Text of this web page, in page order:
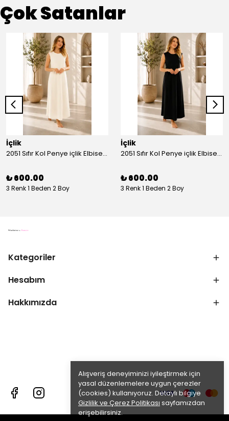
Alışveriş deneyiminizi iyileştirmek için
yasal düzenlemelere uygun çerezler
(cookies) kullanıyoruz. Detaylı bilgiye
Gizlilik ve Çerez Politikası sayfamızdan
erişebilirsiniz.
Çok Satanlar
İçlik
2051 Sıfır Kol Penye içlik Elbise - Ekru
₺ 600.00
3 Renk 1 Beden 2 Boy
İçlik
2051 Sıfır Kol Penye içlik Elbise - Siyah
₺ 600.00
3 Renk 1 Beden 2 Boy
Kategoriler
Hesabım
Hakkımızda